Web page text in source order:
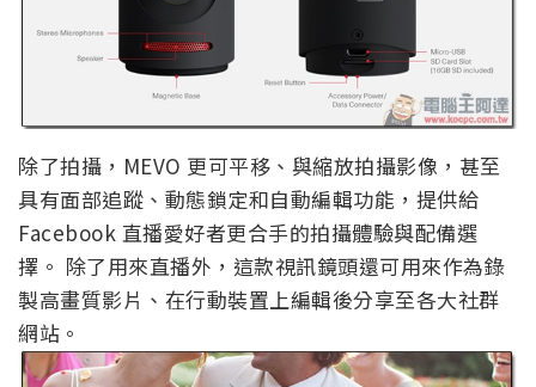
除了拍攝，MEVO 更可平移、與縮放拍攝影像，甚至
具有面部追蹤、動態鎖定和自動編輯功能，提供給
Facebook 直播愛好者更合手的拍攝體驗與配備選
擇。 除了用來直播外，這款視訊鏡頭還可用來作為錄
製高畫質影片、在行動裝置上編輯後分享至各大社群
網站。